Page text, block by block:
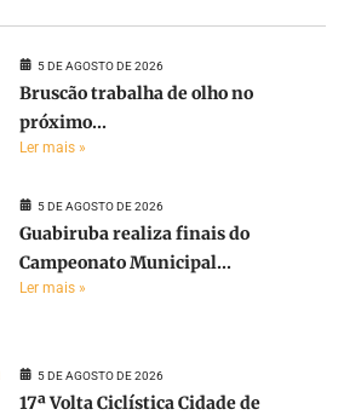
5 DE AGOSTO DE 2026
Bruscão trabalha de olho no
próximo...
Ler mais »
5 DE AGOSTO DE 2026
Guabiruba realiza finais do
Campeonato Municipal...
Ler mais »
5 DE AGOSTO DE 2026
17ª Volta Ciclística Cidade de